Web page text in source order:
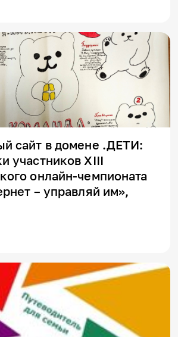
сайт в домене .ДЕТИ:
участников XIII
онлайн-чемпионата
– управляй им»,